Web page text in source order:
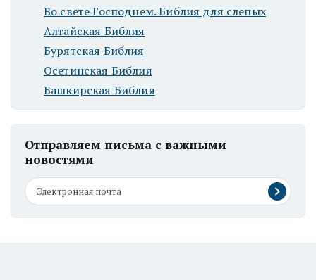
Во свете Господнем. Библия для слепых
Алтайская Библия
Бурятская Библия
Осетинская Библия
Башкирская Библия
Отправляем письма с важными
новостями